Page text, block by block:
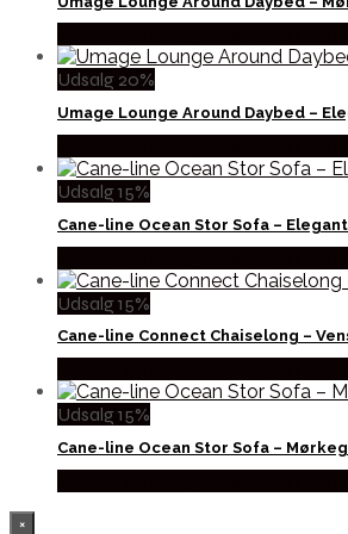
Udsalg 20%
Umage Lounge Around Daybed –
Udsalg 15%
Cane-line Ocean Stor Sofa –
Udsalg 15%
Cane-line Connect Chaiselong –
Udsalg 15%
Cane-line Ocean Stor Sofa –
×